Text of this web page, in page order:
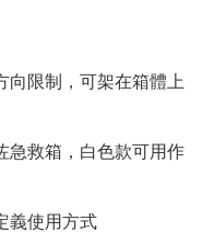
向限制，可架在箱體上
急救箱，白色款可用作
義使用方式